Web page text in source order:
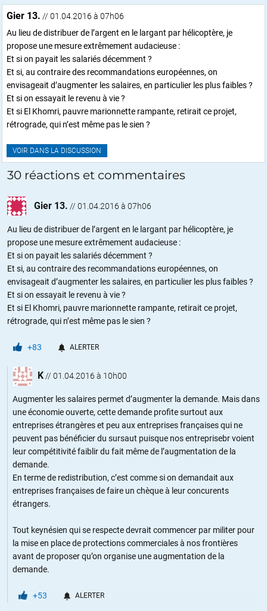
Gier 13. // 01.04.2016 à 07h06
Au lieu de distribuer de l’argent en le largant par hélicoptère, je
propose une mesure extrêmement audacieuse :
Et si on payait les salariés décemment ?
Et si, au contraire des recommandations européennes, on
envisageait d’augmenter les salaires, en particulier les plus faibles ?
Et si on essayait le revenu à vie ?
Et si El Khomri, pauvre marionnette rampante, retirait ce projet,
rétrograde, qui n’est même pas le sien ?
VOIR DANS LA DISCUSSION
30 réactions et commentaires
Gier 13. // 01.04.2016 à 07h06
Au lieu de distribuer de l’argent en le largant par hélicoptère, je
propose une mesure extrêmement audacieuse :
Et si on payait les salariés décemment ?
Et si, au contraire des recommandations européennes, on
envisageait d’augmenter les salaires, en particulier les plus faibles ?
Et si on essayait le revenu à vie ?
Et si El Khomri, pauvre marionnette rampante, retirait ce projet,
rétrograde, qui n’est même pas le sien ?
+83 ALERTER
K // 01.04.2016 à 10h00
Augmenter les salaires permet d’augmenter la demande. Mais dans
une économie ouverte, cette demande profite surtout aux
entreprises étrangères et peu aux entreprises françaises qui ne
peuvent pas bénéficier du sursaut puisque nos entreprisebr voient
leur compétitivité faiblir du fait même de l’augmentation de la
demande.
En terme de redistribution, c’est comme si on demandait aux
entreprises françaises de faire un chèque à leur concurents
étrangers.
Tout keynésien qui se respecte devrait commencer par militer pour
la mise en place de protections commerciales à nos frontières
avant de proposer qu’on organise une augmentation de la
demande.
+53 ALERTER